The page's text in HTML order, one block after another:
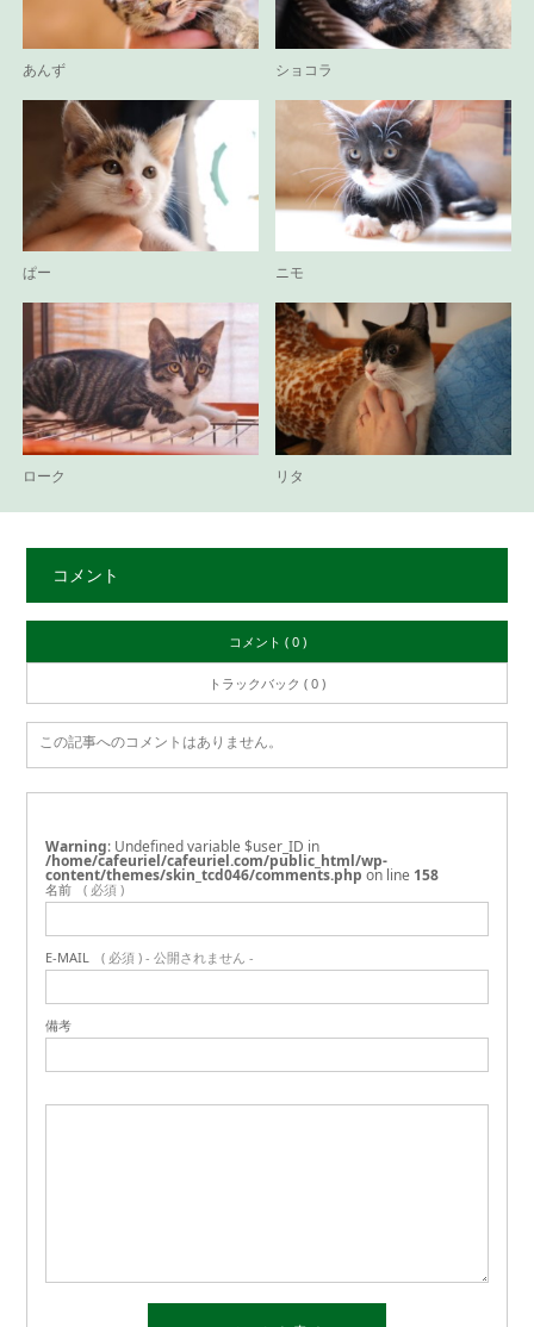
あんず ショコラ
ぱー ニモ
ローク リタ
コメント
コメント ( 0 )
トラックバック ( 0 )
この記事へのコメントはありません。
Warning : Undefined variable $user_ID in
/home/cafeuriel/cafeuriel.com/public_html/wp-
content/themes/skin_tcd046/comments.php on line 158
名前 ( 必須 )
E-MAIL ( 必須 ) - 公開されません -
備考